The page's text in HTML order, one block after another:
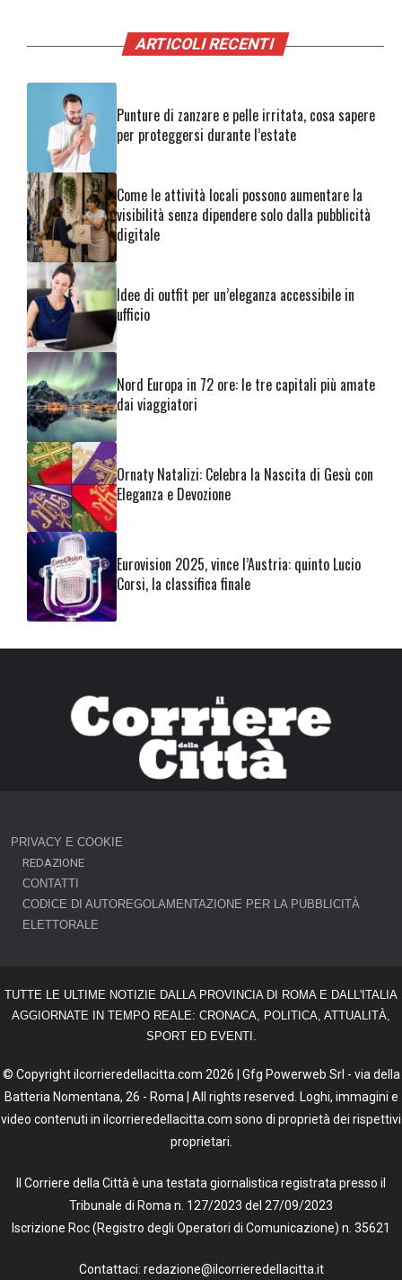
ARTICOLI RECENTI
Punture di zanzare e pelle irritata, cosa sapere
per proteggersi durante l’estate
Come le attività locali possono aumentare la
visibilità senza dipendere solo dalla pubblicità
digitale
Idee di outfit per un’eleganza accessibile in
ufficio
Nord Europa in 72 ore: le tre capitali più amate
dai viaggiatori
Ornaty Natalizi: Celebra la Nascita di Gesù con
Eleganza e Devozione
Eurovision 2025, vince l’Austria: quinto Lucio
Corsi, la classifica finale
PRIVACY E COOKIE
REDAZIONE
CONTATTI
CODICE DI AUTOREGOLAMENTAZIONE PER LA PUBBLICITÀ
ELETTORALE
TUTTE LE ULTIME NOTIZIE DALLA PROVINCIA DI ROMA E DALL'ITALIA
AGGIORNATE IN TEMPO REALE: CRONACA, POLITICA, ATTUALITÀ,
SPORT ED EVENTI.
© Copyright ilcorrieredellacitta.com 2026 | Gfg Powerweb Srl - via della
Batteria Nomentana, 26 - Roma | All rights reserved. Loghi, immagini e
video contenuti in ilcorrieredellacitta.com sono di proprietà dei rispettivi
proprietari.
Il Corriere della Città è una testata giornalistica registrata presso il
Tribunale di Roma n. 127/2023 del 27/09/2023
Iscrizione Roc (Registro degli Operatori di Comunicazione) n. 35621
Contattaci: redazione@ilcorrieredellacitta.it